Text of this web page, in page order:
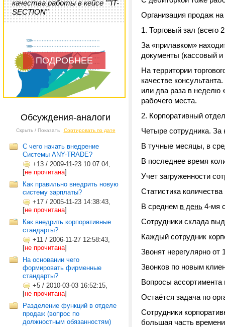
качества работы в кейсе ""IT-
SECTION"
ПОДРОБНЕЕ
Обсуждения-аналоги
Скрыть / Показать Сортировать по дате
С чего начать внедрение
Системы ANY-TRADE?
+13 / 2009-11-23 10:07:04,
[не прочитана]
Как правильно внедрить новую
систему зарплаты?
+17 / 2005-11-23 14:38:43,
[не прочитана]
Как внедрить корпоративные
стандарты?
+11 / 2006-11-27 12:58:43,
[не прочитана]
На основании чего
формировать фирменные
стандарты?
+5 / 2010-03-03 16:52:15,
[не прочитана]
Разделение функций в отделе
продаж (вопрос по
должностным обязанностям)
Организация продаж
1. Торговый зал (всего
За «прилавком»
документы (кассовый и
На территории
качестве
или два раза в неделю
рабочего места.
2. Корпоративный
Четыре сотрудника. За
В тучные месяцы, в
В последнее время
Учет загруженности
Статистика
В среднем в день 4-мя
Сотрудники склада
Каждый сотрудник
Звонят нерегулярно от
Звонков по новым
Вопросы
Остаётся задача по
Сотрудники
большая часть